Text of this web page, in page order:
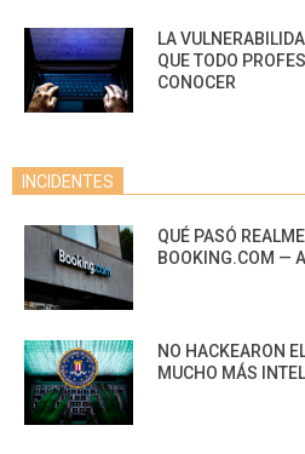
LA
QUE TODO
CONOCER
INCIDENTES
QUÉ PASÓ
BOOKING.COM —
NO HACKEARON
MUCHO MÁS